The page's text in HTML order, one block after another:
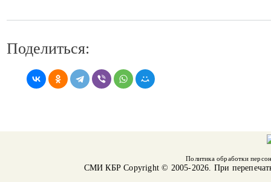
Поделиться:
Политика обработки
СМИ КБРCopyright © 2005-2026. При